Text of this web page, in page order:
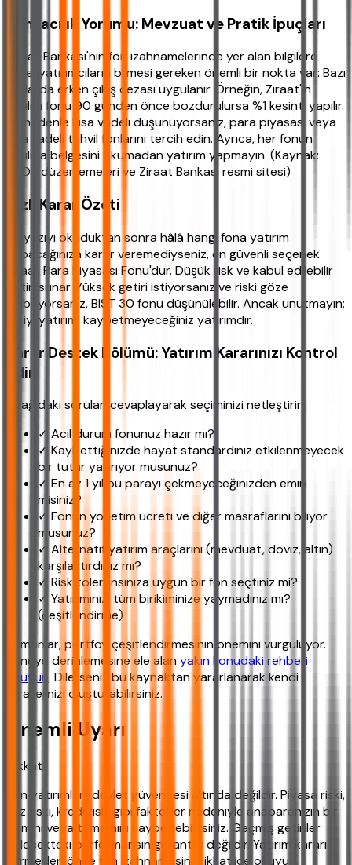
Bankacılık Yorumu: Mevzuat ve Pratik İpuçları
Ziraat Bankası'nın fon izahnamelerinde yer alan bilgilere
göre, yatırımcıların bilmesi gereken önemli bir nokta var: Bazı
fonlarda erken çıkış cezası uygulanır. Örneğin, Ziraat'in
katılım fonu 90 günden önce bozdurulursa %1 kesinti yapılır.
Bu nedenle kısa vadeli düşünüyorsanız, para piyasası veya
kısa vadeli tahvil fonlarını tercih edin. Ayrıca, her fonun
katılma belgesini okumadan yatırım yapmayın. (Kaynak:
BDDK düzenlemeleri ve Ziraat Bankası resmi sitesi)
Hızlı Karar Özeti
Bu yazıyı okuduktan sonra hâlâ hangi fona yatırım
yapacağınıza karar veremediyseniz, en güvenli seçenek
Ziraat Para Piyasası Fonu'dur. Düşük risk ve kabul edilebilir
getiri sunar. Yüksek getiri istiyorsanız ve riski göze
alabiliyorsanız, BIST 30 fonu düşünülebilir. Ancak unutmayın:
En iyi yatırım, kaybetmeyeceğiniz yatırımdır.
Karar Destek Bölümü: Yatırım Kararınızı Kontrol
Edin
Aşağıdaki soruları cevaplayarak seçiminizi netleştirin:
✓ Acil durum fonunuz hazır mı?
✓ Kaybettiğinizde hayat standardınız etkilenmeyecek
bir tutar yatırıyor musunuz?
✓ En az 1 yıl bu parayı çekmeyeceğinizden emin
misiniz?
✓ Fonun yönetim ücreti ve diğer masraflarını biliyor
musunuz?
✓ Alternatif yatırım araçlarını (mevduat, döviz, altın)
karşılaştırdınız mı?
✓ Risk toleransınıza uygun bir fon seçtiniz mi?
✓ Yatırımınızı tüm birikiminize yaymadınız mı?
(çeşitlendirme)
Uzmanlar, portföy çeşitlendirmesinin önemini vurguluyor.
Konuyu derinlemesine ele alanyakın konudaki rehberi
okuyun . Dilerseniz bu kaynaktan yararlanarak kendi
stratejinizi oluşturabilirsiniz.
Önemli Uyarı
Dikkat!
Fon yatırımları, devlet güvencesi altında değildir. Piyasa riski,
faiz riski, kredi riski gibi faktörler nedeniyle anaparanızın bir
kısmını veya tamamını kaybedebilirsiniz. Geçmiş getiriler
gelecekteki performansın garantisi değildir. Yatırım kararı
vermeden önce fon izahnamesini dikkatlice okuyun,